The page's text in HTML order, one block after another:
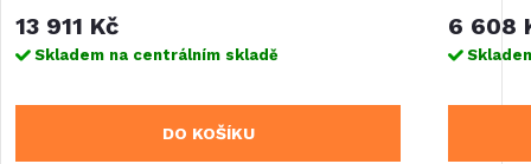
13 911 Kč
Skladem na centrálním skladě
DO KOŠÍKU
6 608